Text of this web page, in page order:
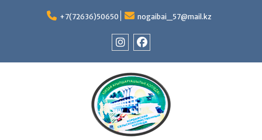
+7(72636)50650 nogaibai_57@mail.kz